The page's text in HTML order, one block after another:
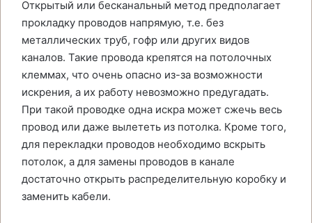
Открытый или бесканальный метод предполагает
прокладку проводов напрямую, т.е. без
металлических труб, гофр или других видов
каналов. Такие провода крепятся на потолочных
клеммах, что очень опасно из-за возможности
искрения, а их работу невозможно предугадать.
При такой проводке одна искра может сжечь весь
провод или даже вылететь из потолка. Кроме того,
для перекладки проводов необходимо вскрыть
потолок, а для замены проводов в канале
достаточно открыть распределительную коробку и
заменить кабели.